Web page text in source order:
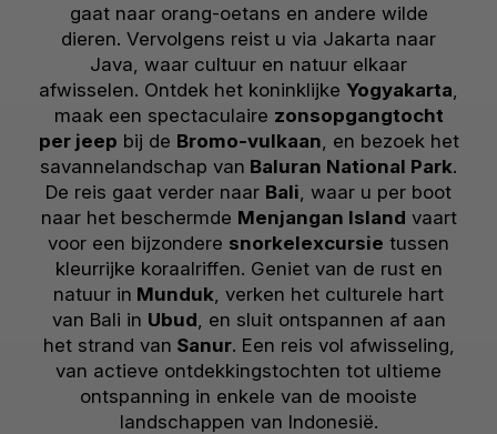
gaat naar orang-oetans en andere wilde
dieren. Vervolgens reist u via Jakarta naar
Java, waar cultuur en natuur elkaar
afwisselen. Ontdek het koninklijke Yogyakarta,
maak een spectaculaire zonsopgangtocht
per jeep bij de Bromo-vulkaan, en bezoek het
savannelandschap van Baluran National Park.
De reis gaat verder naar Bali, waar u per boot
naar het beschermde Menjangan Island vaart
voor een bijzondere snorkelexcursie tussen
kleurrijke koraalriffen. Geniet van de rust en
natuur in Munduk, verken het culturele hart
van Bali in Ubud, en sluit ontspannen af aan
het strand van Sanur. Een reis vol afwisseling,
van actieve ontdekkingstochten tot ultieme
ontspanning in enkele van de mooiste
landschappen van Indonesië.